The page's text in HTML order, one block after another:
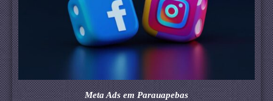
Meta Ads em Parauapebas